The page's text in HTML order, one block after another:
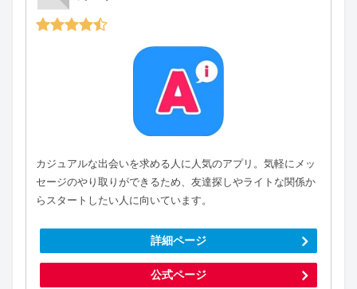
カジュアルな出会いを求める人に人気のアプリ。気軽にメッ
セージのやり取りができるため、友達探しやライトな関係か
らスタートしたい人に向いています。
詳細ページ
公式ページ